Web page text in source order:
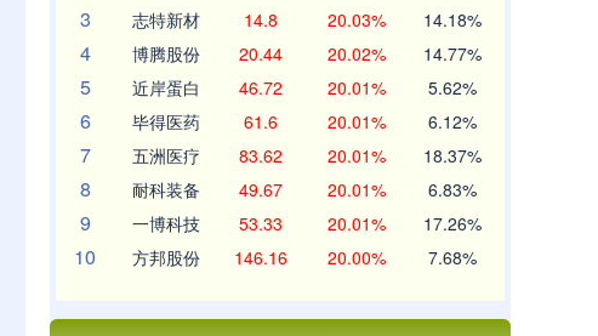
3 志特新材 14.8 20.03% 14.18%
4 博腾股份 20.44 20.02% 14.77%
5 近岸蛋白 46.72 20.01% 5.62%
6 毕得医药 61.6 20.01% 6.12%
7 五洲医疗 83.62 20.01% 18.37%
8 耐科装备 49.67 20.01% 6.83%
9 一博科技 53.33 20.01% 17.26%
10 方邦股份 146.16 20.00% 7.68%